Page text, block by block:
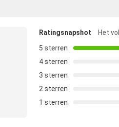
Ratingsnapshot
Het
5 sterren
4 sterren
3 sterren
2 sterren
1 sterren